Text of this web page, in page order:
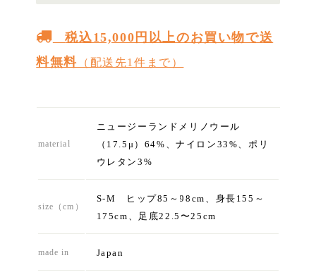
税込15,000円以上のお買い物で送
料無料 （配送先1件まで）
material
ニュージーランドメリノウール
（17.5μ）64%、ナイロン33%、ポリ
ウレタン3%
size（cm）
S-M ヒップ85～98cm、身長155～
175cm、足底22.5〜25cm
made in Japan